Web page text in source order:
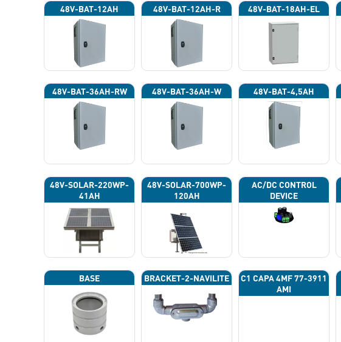
48V-BAT-12AH 48V-BAT-12AH-R 48V-BAT-18AH-EL
48V-BAT-36AH-RW 48V-BAT-36AH-W 48V-BAT-4,5AH
48V-SOLAR-220WP-
41AH
48V-SOLAR-700WP-
120AH
AC/DC CONTROL
DEVICE
BASE BRACKET-2-NAVILITE
C1 CAPA 4ΜF 77-3911
AMI